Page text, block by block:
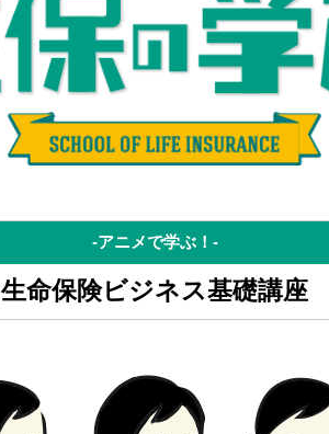
-アニメで学ぶ！-
生命保険ビジネス基礎講座